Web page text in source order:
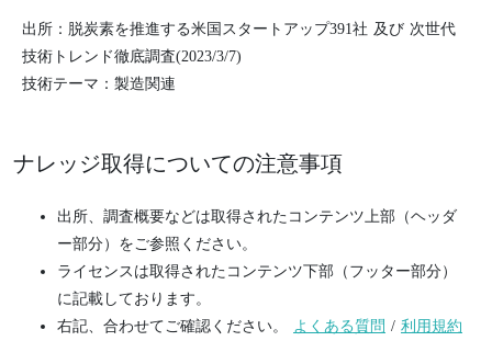
出所：脱炭素を推進する米国スタートアップ391社 及び 次世代
技術トレンド徹底調査(2023/3/7)
技術テーマ：製造関連
ナレッジ取得についての注意事項
出所、調査概要などは取得されたコンテンツ上部（ヘッダ
ー部分）をご参照ください。
ライセンスは取得されたコンテンツ下部（フッター部分）
に記載しております。
右記、合わせてご確認ください。
よくある質問 / 利用規約